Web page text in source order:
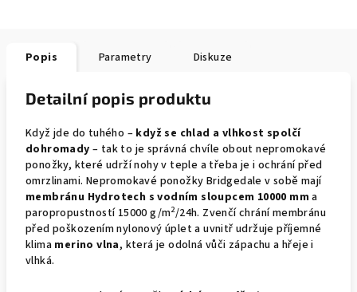
Popis Parametry Diskuze
Detailní popis produktu
Když jde do tuhého – když se chlad a vlhkost spolčí
dohromady – tak to je správná chvíle obout nepromokavé
ponožky, které udrží nohy v teple a třeba je i ochrání před
omrzlinami. Nepromokavé ponožky Bridgedale v sobě mají
membránu Hydrotech s vodním sloupcem 10000 mm a
paropropustností 15000 g/m2/24h. Zvenčí chrání membránu
před poškozením nylonový úplet a uvnitř udržuje příjemné
klima merino vlna, která je odolná vůči zápachu a hřeje i
vlhká.